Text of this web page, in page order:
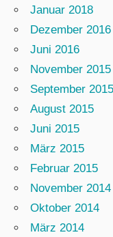
Januar 2018
Dezember 2016
Juni 2016
November 2015
September 2015
August 2015
Juni 2015
März 2015
Februar 2015
November 2014
Oktober 2014
März 2014